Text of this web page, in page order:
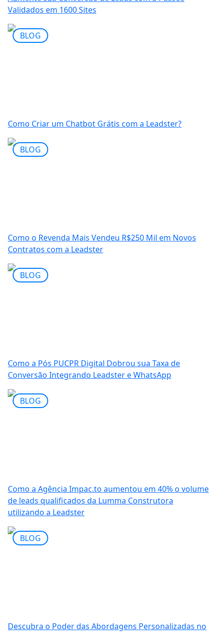
Validados em 1600 Sites
BLOG
Como Criar um Chatbot Grátis com a Leadster?
BLOG
Como o Revenda Mais Vendeu R$250 Mil em Novos
Contratos com a Leadster
BLOG
Como a Pós PUCPR Digital Dobrou sua Taxa de
Conversão Integrando Leadster e WhatsApp
BLOG
Como a Agência Impac.to aumentou em 40% o volume
de leads qualificados da Lumma Construtora
utilizando a Leadster
BLOG
Descubra o Poder das Abordagens Personalizadas no